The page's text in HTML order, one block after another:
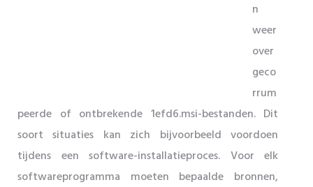
n
weer
over
geco
rrum
peerde of ontbrekende 1efd6.msi-bestanden. Dit
soort situaties kan zich bijvoorbeeld voordoen
tijdens een software-installatieproces. Voor elk
softwareprogramma moeten bepaalde bronnen,